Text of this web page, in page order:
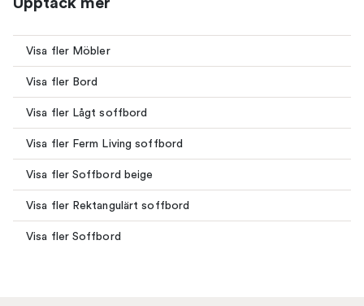
Visa fler Möbler
Visa fler Bord
Visa fler Lågt soffbord
Visa fler Ferm Living soffbord
Visa fler Soffbord beige
Visa fler Rektangulärt soffbord
Visa fler Soffbord